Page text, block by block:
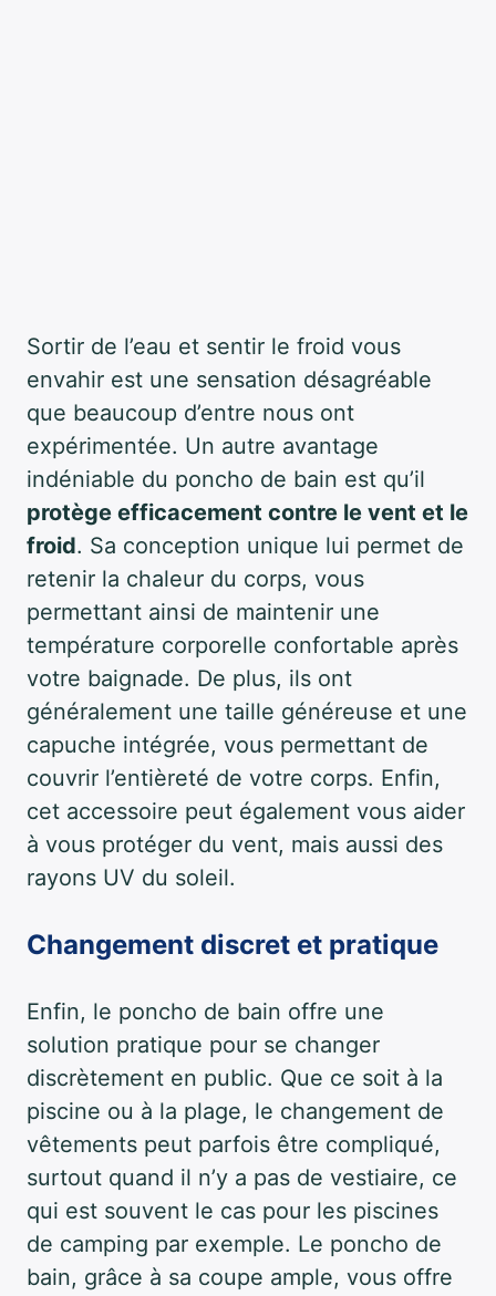
Sortir de l’eau et sentir le froid vous
envahir est une sensation désagréable
que beaucoup d’entre nous ont
expérimentée. Un autre avantage
indéniable du poncho de bain est qu’il
protège efficacement contre le vent et le
froid. Sa conception unique lui permet de
retenir la chaleur du corps, vous
permettant ainsi de maintenir une
température corporelle confortable après
votre baignade. De plus, ils ont
généralement une taille généreuse et une
capuche intégrée, vous permettant de
couvrir l’entièreté de votre corps. Enfin,
cet accessoire peut également vous aider
à vous protéger du vent, mais aussi des
rayons UV du soleil.
Changement discret et pratique
Enfin, le poncho de bain offre une
solution pratique pour se changer
discrètement en public. Que ce soit à la
piscine ou à la plage, le changement de
vêtements peut parfois être compliqué,
surtout quand il n’y a pas de vestiaire, ce
qui est souvent le cas pour les piscines
de camping par exemple. Le poncho de
bain, grâce à sa coupe ample, vous offre